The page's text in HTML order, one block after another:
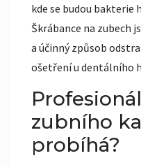
kde se budou
Škrábance na zubech
a účinný způsob
ošetření u dentálního
zubního
probíhá?